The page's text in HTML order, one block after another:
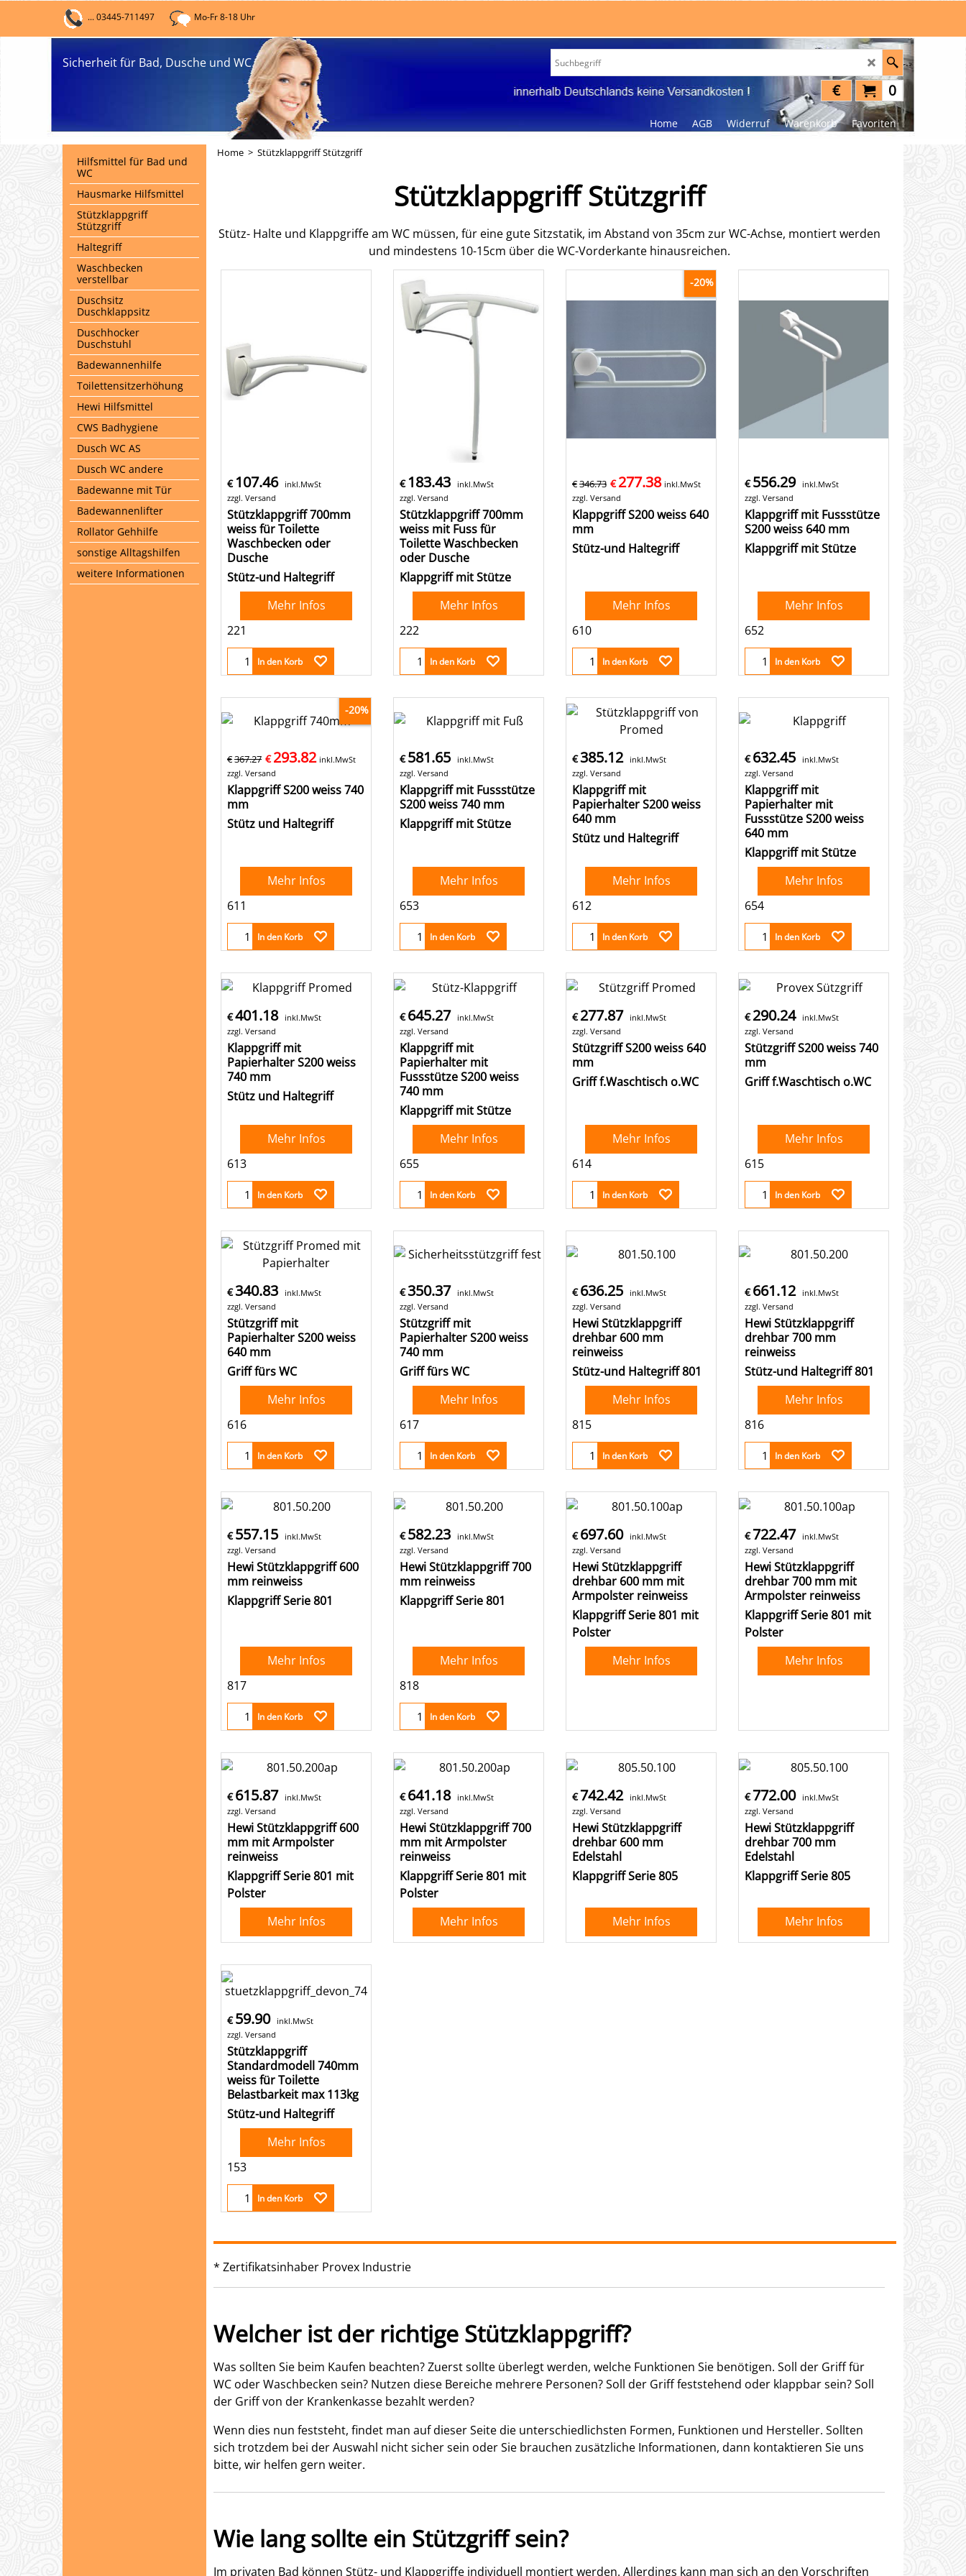
... 03445-711497 Mo-Fr 8-18 Uhr
Sicherheit für Bad, Dusche und WC
0
€
Home AGB Widerruf Warenkorb Favoriten
Hilfsmittel für Bad und
WC
Hausmarke Hilfsmittel
Stützklappgriff
Stützgriff
Haltegriff
Waschbecken
verstellbar
Duschsitz
Duschklappsitz
Duschhocker
Duschstuhl
Badewannenhilfe
Toilettensitzerhöhung
Hewi Hilfsmittel
CWS Badhygiene
Dusch WC AS
Dusch WC andere
Badewanne mit Tür
Badewannenlifter
Rollator Gehhilfe
sonstige Alltagshilfen
weitere Informationen
Home > Stützklappgriff Stützgriff
Stützklappgriff Stützgriff
Stütz- Halte und Klappgriffe am WC müssen, für eine gute Sitzstatik, im Abstand von 35cm zur WC-Achse, montiert werden
und mindestens 10-15cm über die WC-Vorderkante hinausreichen.
€ 107.46
inkl.MwSt
zzgl. Versand
Stützklappgriff 700mm
weiss für Toilette
Waschbecken oder
Dusche
Stütz-und Haltegriff
Mehr Infos
221
In den Korb
€ 183.43
inkl.MwSt
zzgl. Versand
Stützklappgriff 700mm
weiss mit Fuss für
Toilette Waschbecken
oder Dusche
Klappgriff mit Stütze
Mehr Infos
222
In den Korb
-20%
€346.73 € 277.38 inkl.MwSt
zzgl. Versand
Klappgriff S200 weiss 640
mm
Stütz-und Haltegriff
Mehr Infos
610
In den Korb
€ 556.29
inkl.MwSt
zzgl. Versand
Klappgriff mit Fussstütze
S200 weiss 640 mm
Klappgriff mit Stütze
Mehr Infos
652
In den Korb
-20%
€367.27 € 293.82 inkl.MwSt
zzgl. Versand
Klappgriff S200 weiss 740
mm
Stütz und Haltegriff
Mehr Infos
611
In den Korb
€ 581.65
inkl.MwSt
zzgl. Versand
Klappgriff mit Fussstütze
S200 weiss 740 mm
Klappgriff mit Stütze
Mehr Infos
653
In den Korb
€385.12
inkl.MwSt
zzgl. Versand
Klappgriff mit
Papierhalter S200 weiss
640 mm
Stütz und Haltegriff
Mehr Infos
612
In den Korb
€ 632.45
inkl.MwSt
zzgl. Versand
Klappgriff mit
Papierhalter mit
Fussstütze S200 weiss
640 mm
Klappgriff mit Stütze
Mehr Infos
654
In den Korb
€401.18
inkl.MwSt
zzgl. Versand
Klappgriff mit
Papierhalter S200 weiss
740 mm
Stütz und Haltegriff
Mehr Infos
613
In den Korb
€ 645.27
inkl.MwSt
zzgl. Versand
Klappgriff mit
Papierhalter mit
Fussstütze S200 weiss
740 mm
Klappgriff mit Stütze
Mehr Infos
655
In den Korb
€ 277.87
inkl.MwSt
zzgl. Versand
Stützgriff S200 weiss 640
mm
Griff f.Waschtisch o.WC
Mehr Infos
614
In den Korb
€ 290.24
inkl.MwSt
zzgl. Versand
Stützgriff S200 weiss 740
mm
Griff f.Waschtisch o.WC
Mehr Infos
615
In den Korb
€340.83
inkl.MwSt
zzgl. Versand
Stützgriff mit
Papierhalter S200 weiss
640 mm
Griff fürs WC
Mehr Infos
616
In den Korb
€350.37
inkl.MwSt
zzgl. Versand
Stützgriff mit
Papierhalter S200 weiss
740 mm
Griff fürs WC
Mehr Infos
617
In den Korb
€ 636.25
inkl.MwSt
zzgl. Versand
Hewi Stützklappgriff
drehbar 600 mm
reinweiss
Stütz-und Haltegriff 801
Mehr Infos
815
In den Korb
€ 661.12
inkl.MwSt
zzgl. Versand
Hewi Stützklappgriff
drehbar 700 mm
reinweiss
Stütz-und Haltegriff 801
Mehr Infos
816
In den Korb
€ 557.15
inkl.MwSt
zzgl. Versand
Hewi Stützklappgriff 600
mm reinweiss
Klappgriff Serie 801
Mehr Infos
817
In den Korb
€ 582.23
inkl.MwSt
zzgl. Versand
Hewi Stützklappgriff 700
mm reinweiss
Klappgriff Serie 801
Mehr Infos
818
In den Korb
€ 697.60
inkl.MwSt
zzgl. Versand
Hewi Stützklappgriff
drehbar 600 mm mit
Armpolster reinweiss
Klappgriff Serie 801 mit
Polster
Mehr Infos
€722.47
inkl.MwSt
zzgl. Versand
Hewi Stützklappgriff
drehbar 700 mm mit
Armpolster reinweiss
Klappgriff Serie 801 mit
Polster
Mehr Infos
€ 615.87
inkl.MwSt
zzgl. Versand
Hewi Stützklappgriff 600
mm mit Armpolster
reinweiss
Klappgriff Serie 801 mit
Polster
Mehr Infos
€ 641.18
inkl.MwSt
zzgl. Versand
Hewi Stützklappgriff 700
mm mit Armpolster
reinweiss
Klappgriff Serie 801 mit
Polster
Mehr Infos
€742.42
inkl.MwSt
zzgl. Versand
Hewi Stützklappgriff
drehbar 600 mm
Edelstahl
Klappgriff Serie 805
Mehr Infos
€772.00
inkl.MwSt
zzgl. Versand
Hewi Stützklappgriff
drehbar 700 mm
Edelstahl
Klappgriff Serie 805
Mehr Infos
€ 59.90
inkl.MwSt
zzgl. Versand
Stützklappgriff
Standardmodell 740mm
weiss für Toilette
Belastbarkeit max 113kg
Stütz-und Haltegriff
Mehr Infos
153
In den Korb
* Zertifikatsinhaber Provex Industrie
Welcher ist der richtige Stützklappgriff?
Was sollten Sie beim Kaufen beachten? Zuerst sollte überlegt werden, welche Funktionen Sie benötigen. Soll der Griff für
WC oder Waschbecken sein? Nutzen diese Bereiche mehrere Personen? Soll der Griff feststehend oder klappbar sein? Soll
der Griff von der Krankenkasse bezahlt werden?
Wenn dies nun feststeht, findet man auf dieser Seite die unterschiedlichsten Formen, Funktionen und Hersteller. Sollten
sich trotzdem bei der Auswahl nicht sicher sein oder Sie brauchen zusätzliche Informationen, dann kontaktieren Sie uns
bitte, wir helfen gern weiter.
Wie lang sollte ein Stützgriff sein?
Im privaten Bad können Stütz- und Klappgriffe individuell montiert werden. Allerdings kann man sich an den Vorschriften